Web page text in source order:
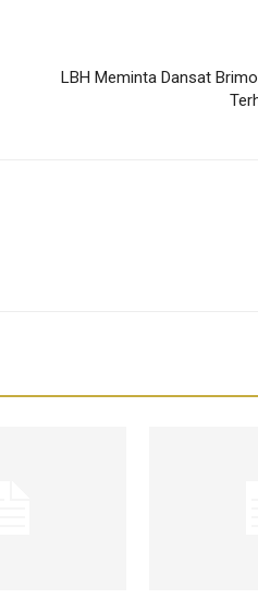
LBH Meminta Dansat